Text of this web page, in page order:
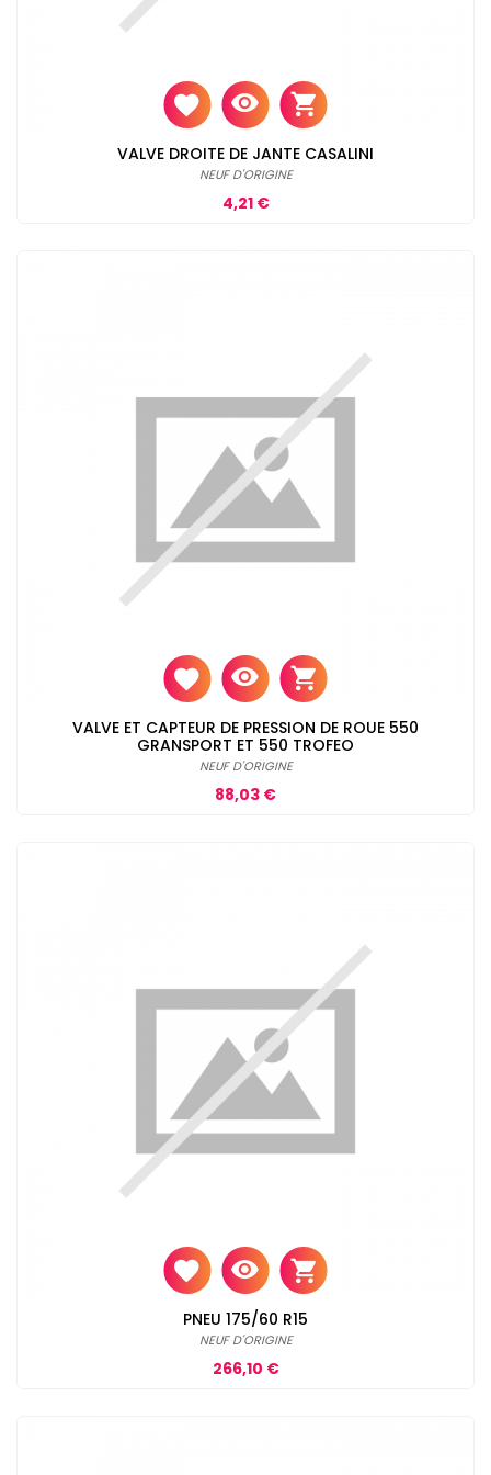
VALVE DROITE DE JANTE CASALINI
NEUF D'ORIGINE
Prix
4,21 €
VALVE ET CAPTEUR DE PRESSION DE ROUE 550
GRANSPORT ET 550 TROFEO
NEUF D'ORIGINE
Prix
88,03 €
PNEU 175/60 R15
NEUF D'ORIGINE
Prix
266,10 €